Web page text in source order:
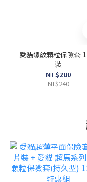
愛貓螺紋顆粒保險套
裝
NT$200
NT$240